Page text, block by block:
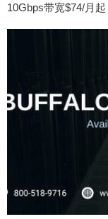
10Gbps带宽$74/月起